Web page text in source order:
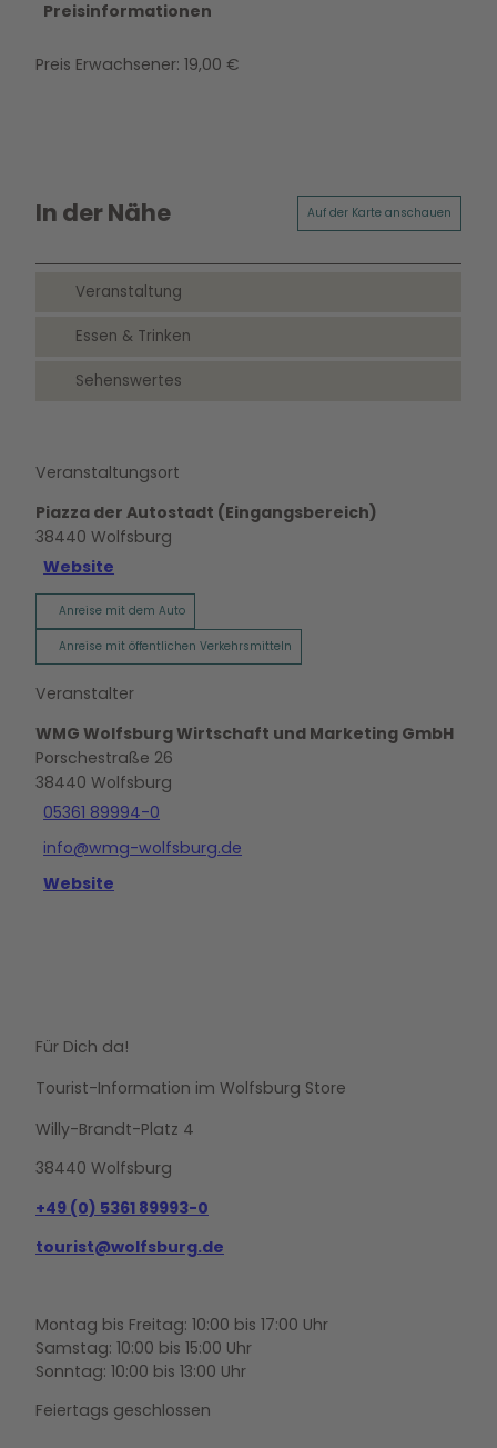
Preisinformationen
Preis Erwachsener: 19,00 €
In der Nähe Auf der Karte anschauen
Veranstaltung
Essen & Trinken
Sehenswertes
Veranstaltungsort
Piazza der Autostadt (Eingangsbereich)
38440 Wolfsburg
Website
Anreise mit dem Auto
Anreise mit öffentlichen Verkehrsmitteln
Veranstalter
WMG Wolfsburg Wirtschaft und Marketing GmbH
Porschestraße 26
38440 Wolfsburg
05361 89994-0
info@wmg-wolfsburg.de
Website
Für Dich da!
Tourist-Information im Wolfsburg Store
Willy-Brandt-Platz 4
38440 Wolfsburg
+49 (0) 5361 89993-0
tourist@wolfsburg.de
Montag bis Freitag: 10:00 bis 17:00 Uhr
Samstag: 10:00 bis 15:00 Uhr
Sonntag: 10:00 bis 13:00 Uhr
Feiertags geschlossen